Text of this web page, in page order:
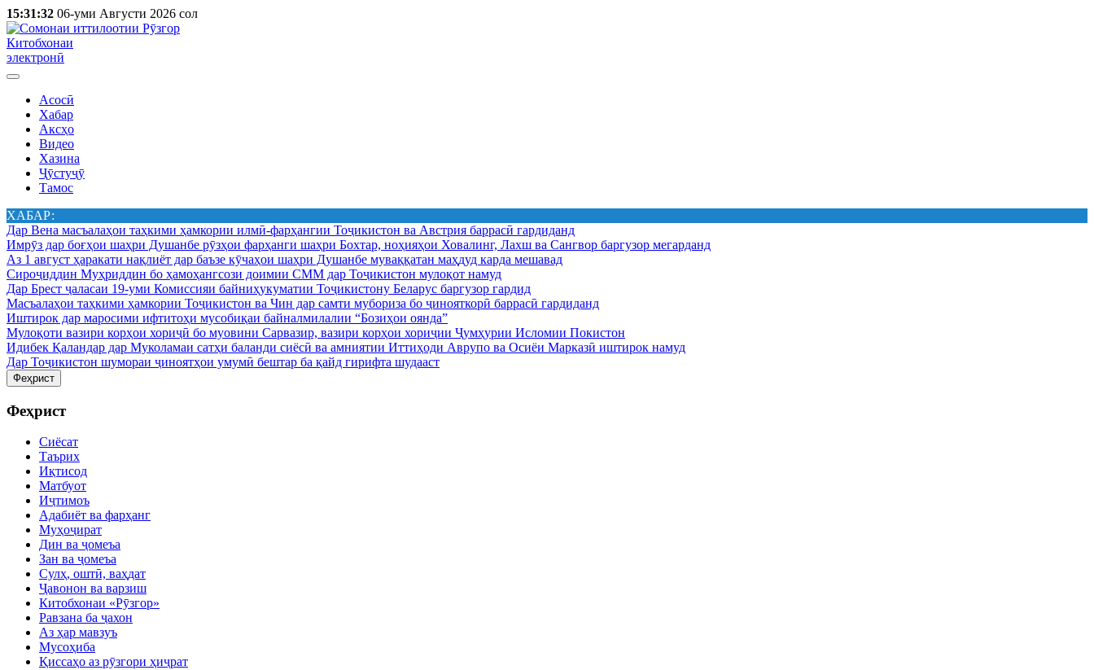
15:31:32 06-уми Августи 2026 сол
Китобхонаи
электронӣ
Асосӣ
Хабар
Аксҳо
Видео
Хазина
Ҷӯстуҷӯ
Тамос
ХАБАР:
Дар Вена масъалаҳои таҳкими ҳамкории илмӣ-фарҳангии Тоҷикистон ва Австрия баррасӣ гардиданд
Имрӯз дар боғҳои шаҳри Душанбе рӯзҳои фарҳанги шаҳри Бохтар, ноҳияҳои Ховалинг, Лахш ва Сангвор баргузор мегарданд
Аз 1 август ҳаракати нақлиёт дар баъзе кӯчаҳои шаҳри Душанбе муваққатан маҳдуд карда мешавад
Сироҷиддин Муҳриддин бо ҳамоҳангсози доимии СММ дар Тоҷикистон мулоқот намуд
Дар Брест ҷаласаи 19-уми Комиссияи байниҳукуматии Тоҷикистону Беларус баргузор гардид
Масъалаҳои таҳкими ҳамкории Тоҷикистон ва Чин дар самти мубориза бо ҷинояткорӣ баррасӣ гардиданд
Иштирок дар маросими ифтитоҳи мусобиқаи байналмилалии “Бозиҳои оянда”
Мулоқоти вазири корҳои хориҷӣ бо муовини Сарвазир, вазири корҳои хориҷии Ҷумҳурии Исломии Покистон
Идибек Қаландар дар Муколамаи сатҳи баланди сиёсӣ ва амниятии Иттиҳоди Аврупо ва Осиёи Марказӣ иштирок намуд
Дар Тоҷикистон шумораи ҷиноятҳои умумӣ бештар ба қайд гирифта шудааст
Феҳрист
Феҳрист
Сиёсат
Таърих
Иқтисод
Матбуот
Иҷтимоъ
Адабиёт ва фарҳанг
Муҳоҷират
Дин ва ҷомеъа
Зан ва ҷомеъа
Сулҳ, оштӣ, ваҳдат
Ҷавонон ва варзиш
Китобхонаи «Рӯзгор»
Равзана ба ҷахон
Аз ҳар мавзуъ
Мусоҳиба
Қиссаҳо аз рӯзгори ҳиҷрат